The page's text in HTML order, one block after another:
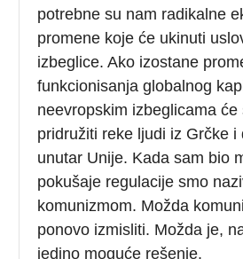
potrebne su nam radikalne
promene koje će ukinuti
izbeglice. Ako izostane
funkcionisanja globalnog
neevropskim izbeglicama će
pridružiti reke ljudi iz Grčke i
unutar Unije. Kada sam bio
pokušaje regulacije smo
komunizmom. Možda
ponovo izmisliti. Možda je,
jedino moguće rešenje.